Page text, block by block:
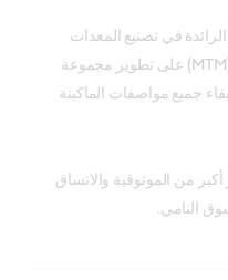
الرائدة في تصنيع المعدات
الأصلية في مجال تصنيع المعدات الآلية (MTM) على تطوير مجموعة
جميع مواصفات الماكينة
من الموثوقية والاتساق
النامي.